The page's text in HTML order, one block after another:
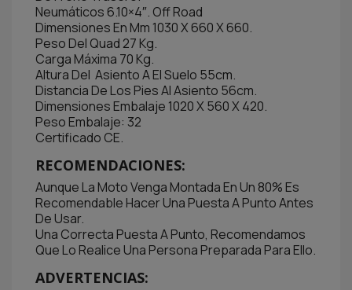
Neumáticos 6.10×4″. Off Road
Dimensiones En Mm 1030 X 660 X 660.
Peso Del Quad 27 Kg.
Carga Máxima 70 Kg.
Altura Del Asiento A El Suelo 55cm.
Distancia De Los Pies Al Asiento 56cm.
Dimensiones Embalaje 1020 X 560 X 420.
Peso Embalaje: 32
Certificado CE.
RECOMENDACIONES:
Aunque La Moto Venga Montada En Un 80% Es
Recomendable Hacer Una Puesta A Punto Antes
De Usar.
Una Correcta Puesta A Punto, Recomendamos
Que Lo Realice Una Persona Preparada Para Ello.
ADVERTENCIAS: